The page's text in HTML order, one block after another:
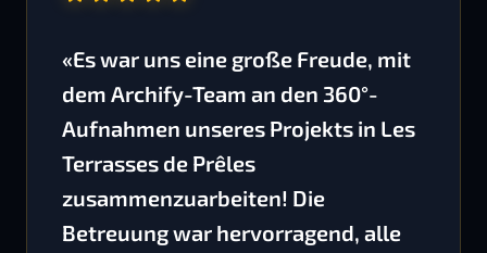
«Es war uns eine große Freude, mit
dem Archify-Team an den 360°-
Aufnahmen unseres Projekts in Les
Terrasses de Prêles
zusammenzuarbeiten! Die
Betreuung war hervorragend, alle